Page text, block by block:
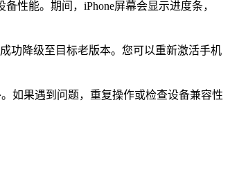
性能。期间，iPhone屏幕会显示进度条，
功降级至目标老版本。您可以重新激活手机
如果遇到问题，重复操作或检查设备兼容性